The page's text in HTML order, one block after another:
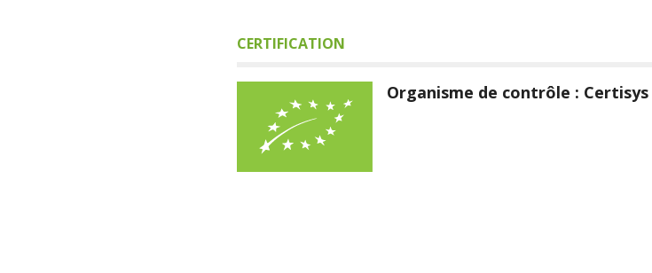
CERTIFICATION
Organisme de contrôle : Certisys